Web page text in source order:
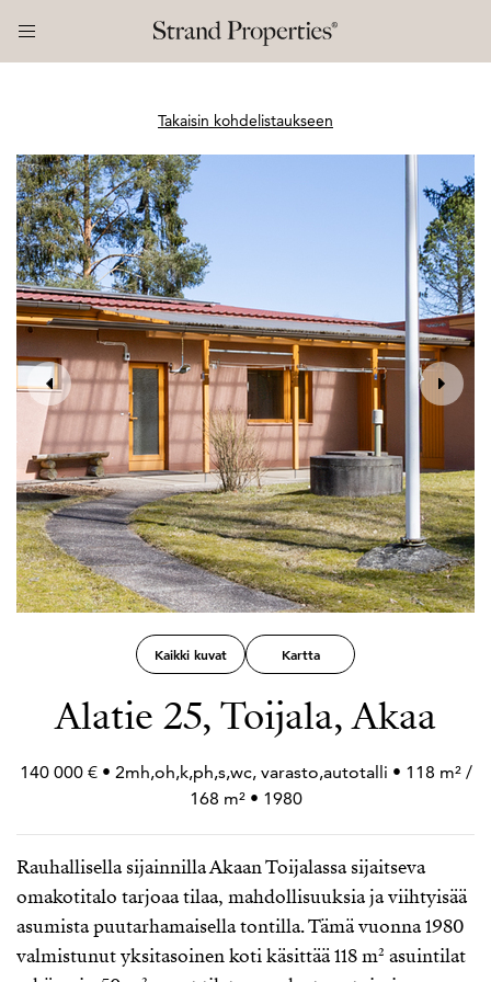
Takaisin kohdelistaukseen
Kaikki kuvat Kartta
Alatie 25, Toijala, Akaa
140 000 € • 2mh,oh,k,ph,s,wc, varasto,autotalli • 118 m² /
168 m² • 1980
Rauhallisella sijainnilla Akaan Toijalassa sijaitseva
omakotitalo tarjoaa tilaa, mahdollisuuksia ja viihtyisää
asumista puutarhamaisella tontilla. Tämä vuonna 1980
valmistunut yksitasoinen koti käsittää 118 m² asuintilat